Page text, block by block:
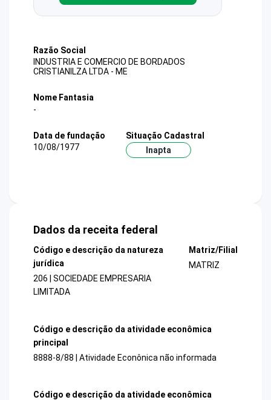
Razão Social
INDUSTRIA E COMERCIO DE BORDADOS
CRISTIANILZA LTDA - ME
Nome Fantasia
-
Data de fundação
10/08/1977
Situação Cadastral
Inapta
Dados da receita federal
Código e descrição da natureza
jurídica
206 | SOCIEDADE EMPRESARIA
LIMITADA
Matriz/Filial
MATRIZ
Código e descrição da atividade econômica
principal
8888-8/88 | Atividade Econônica não informada
Código e descrição da atividade econômica